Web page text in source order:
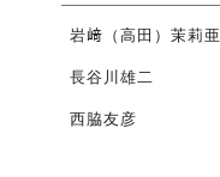
岩﨑（高田）茉莉亜
長谷川雄二
西脇友彦